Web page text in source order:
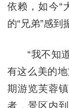
依赖，如今“
的“兄弟”感到
“我不知道
有这么美的
期游览芙蓉
者，景区内